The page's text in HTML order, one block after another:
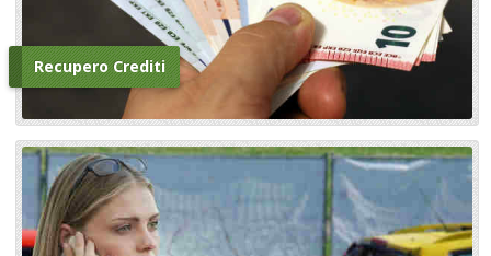
Recupero Crediti